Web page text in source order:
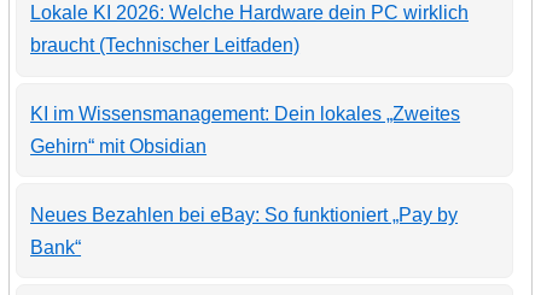
Lokale KI 2026: Welche Hardware dein PC wirklich
braucht (Technischer Leitfaden)
KI im Wissensmanagement: Dein lokales „Zweites
Gehirn“ mit Obsidian
Neues Bezahlen bei eBay: So funktioniert „Pay by
Bank“